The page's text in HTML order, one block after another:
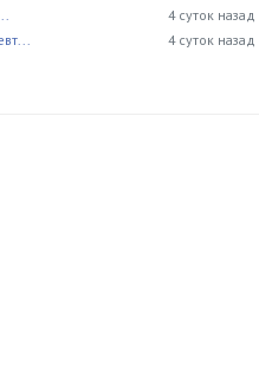
4 суток назад
4 суток назад